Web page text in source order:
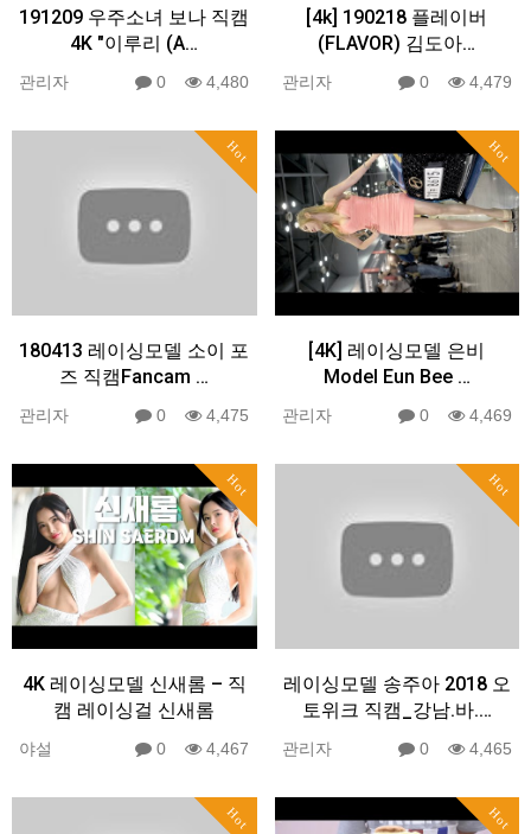
191209 우주소녀 보나 직캠
4K "이루리 (A…
관리자 0 4,480
[4k] 190218 플레이버
(FLAVOR) 김도아…
관리자 0 4,479
Hot
180413 레이싱모델 소이 포
즈 직캠Fancam …
관리자 0 4,475
Hot
[4K] 레이싱모델 은비
Model Eun Bee …
관리자 0 4,469
Hot
4K 레이싱모델 신새롬 – 직
캠 레이싱걸 신새롬
야설 0 4,467
Hot
레이싱모델 송주아 2018 오
토위크 직캠_강남.바.…
관리자 0 4,465
Hot Hot